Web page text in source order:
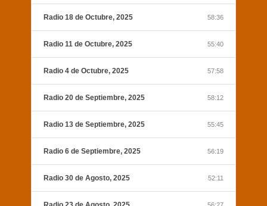
Radio 18 de Octubre, 2025 58:36
Radio 11 de Octubre, 2025 55:40
Radio 4 de Octubre, 2025 57:58
Radio 20 de Septiembre, 2025 58:12
Radio 13 de Septiembre, 2025 55:45
Radio 6 de Septiembre, 2025 56:19
Radio 30 de Agosto, 2025 52:11